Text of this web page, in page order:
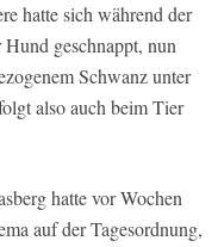
hatte sich während der
geschnappt, nun
Schwanz unter
also auch beim Tier
hatte vor Wochen
auf der Tagesordnung,